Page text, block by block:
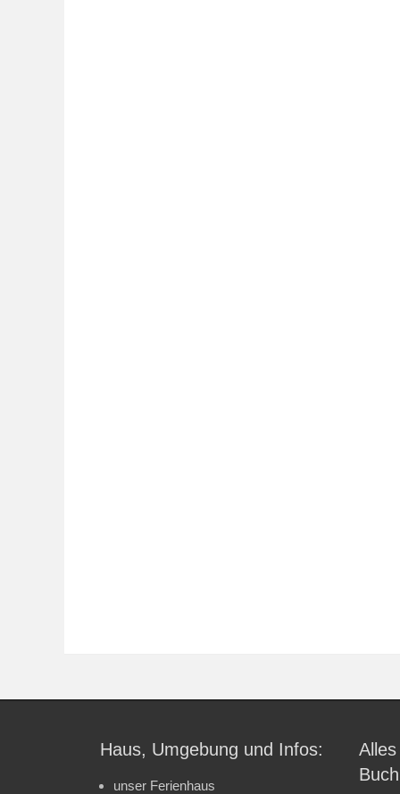
Haus, Umgebung und Infos:
unser Ferienhaus